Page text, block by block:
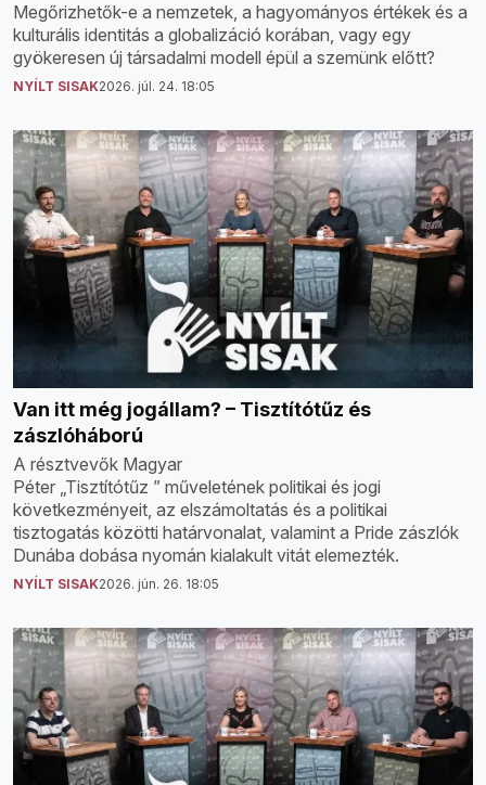
Megőrizhetők-e a nemzetek, a hagyományos értékek és a
kulturális identitás a globalizáció korában, vagy egy
gyökeresen új társadalmi modell épül a szemünk előtt?
NYÍLT SISAK2026. júl. 24. 18:05
Van itt még jogállam? – Tisztítótűz és
zászlóháború
A résztvevők Magyar
Péter „Tisztítótűz ” műveletének politikai és jogi
következményeit, az elszámoltatás és a politikai
tisztogatás közötti határvonalat, valamint a Pride zászlók
Dunába dobása nyomán kialakult vitát elemezték.
NYÍLT SISAK2026. jún. 26. 18:05